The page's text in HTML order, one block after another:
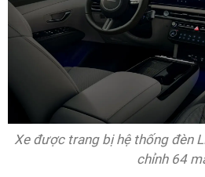
Xe được trang bị hệ thống đèn
chỉnh 64